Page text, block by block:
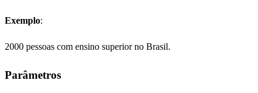
Exemplo:
2000 pessoas com ensino superior no Brasil.
Parâmetros